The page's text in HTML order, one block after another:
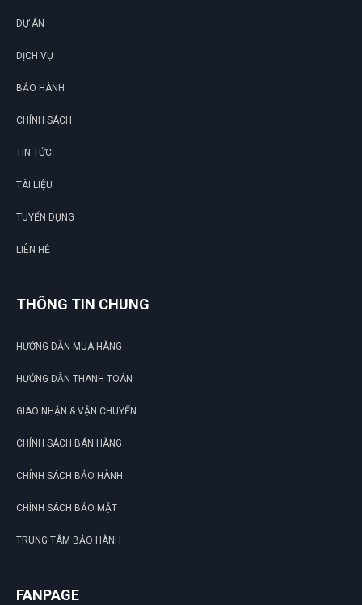
DỰ ÁN
DỊCH VỤ
BẢO HÀNH
CHÍNH SÁCH
TIN TỨC
TÀI LIỆU
TUYỂN DỤNG
LIÊN HỆ
THÔNG TIN CHUNG
HƯỚNG DẪN MUA HÀNG
HƯỚNG DẪN THANH TOÁN
GIAO NHẬN & VẬN CHUYỂN
CHÍNH SÁCH BÁN HÀNG
CHÍNH SÁCH BẢO HÀNH
CHÍNH SÁCH BẢO MẬT
TRUNG TÂM BẢO HÀNH
FANPAGE